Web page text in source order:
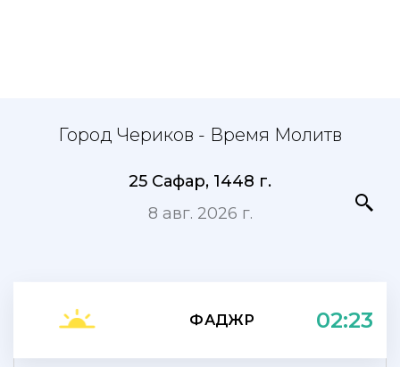
Город Чериков - Время Молитв
25 Сафар, 1448 г.
8 авг. 2026 г.
ФАДЖР 02:23